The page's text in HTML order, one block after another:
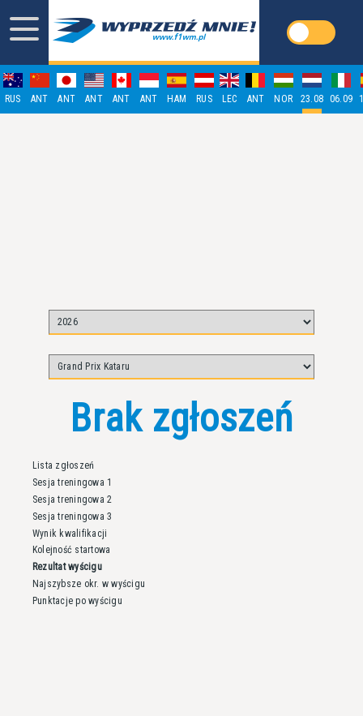
RUS ANT ANT ANT ANT ANT HAM RUS LEC ANT NOR 23.08 06.09
Brak zgłoszeń
Lista zgłoszeń
Sesja treningowa 1
Sesja treningowa 2
Sesja treningowa 3
Wynik kwalifikacji
Kolejność startowa
Rezultat wyścigu
Najszybsze okr. w wyścigu
Punktacje po wyścigu